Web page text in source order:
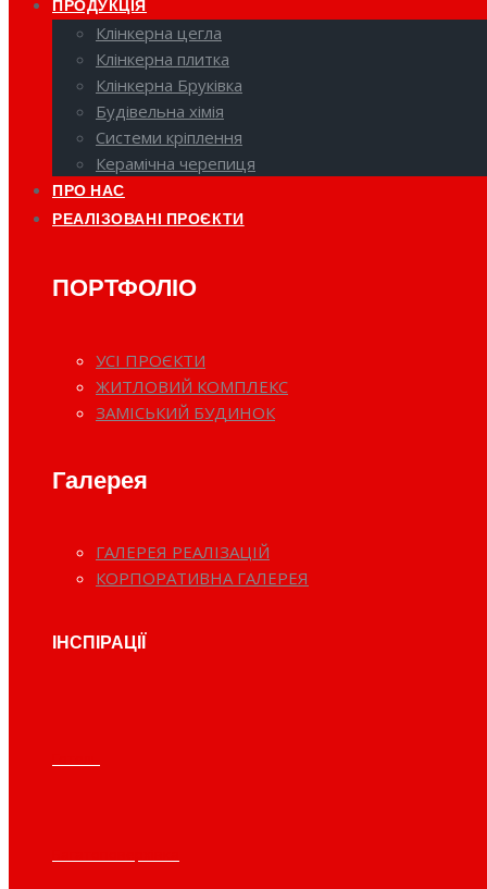
ПРОДУКЦІЯ
Клінкерна цегла
Клінкерна плитка
Клінкерна Бруківка
Будівельна хімія
Системи кріплення
Керамічна черепиця
ПРО НАС
РЕАЛІЗОВАНІ ПРОЄКТИ
ПОРТФОЛІО
УСІ ПРОЄКТИ
ЖИТЛОВИЙ КОМПЛЕКС
ЗАМІСЬКИЙ БУДИНОК
Галерея
ГАЛЕРЕЯ РЕАЛІЗАЦІЙ
КОРПОРАТИВНА ГАЛЕРЕЯ
ІНСПІРАЦІЇ